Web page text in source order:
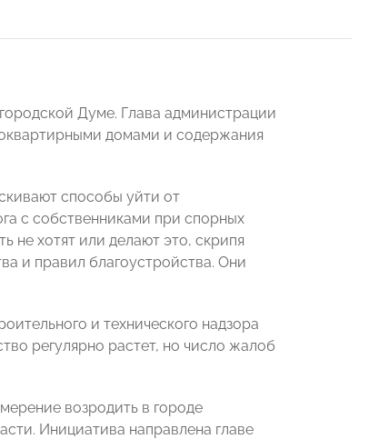
Думе. Глава администрации
домами и содержания
способы уйти от
с собственниками при спорных
не хотят или делают это, скрипя
и правил благоустройства. Они
и технического надзора
регулярно растет, но число жалоб
возродить в городе
Инициатива направлена главе